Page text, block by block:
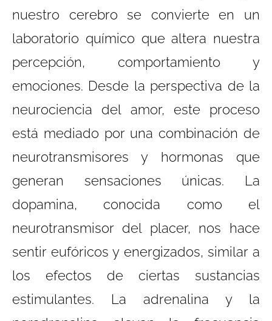
nuestro cerebro se convierte en un
laboratorio químico que altera nuestra
percepción, comportamiento y
emociones. Desde la perspectiva de la
neurociencia del amor, este proceso
está mediado por una combinación de
neurotransmisores y hormonas que
generan sensaciones únicas. La
dopamina, conocida como el
neurotransmisor del placer, nos hace
sentir eufóricos y energizados, similar a
los efectos de ciertas sustancias
estimulantes. La adrenalina y la